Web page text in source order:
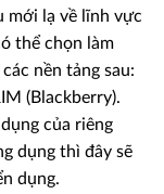
mới lạ về lĩnh vực
thể chọn làm
nền tảng sau:
(Blackberry).
của riêng
dụng thì đây sẽ
dụng.